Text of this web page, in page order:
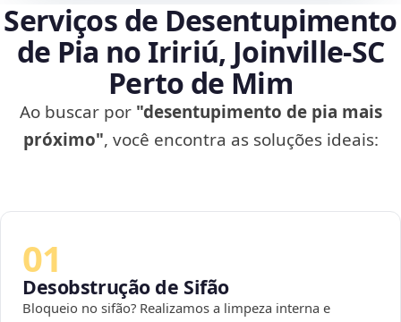
Serviços de Desentupimento
de Pia no Iririú, Joinville‑SC
Perto de Mim
Ao buscar por "desentupimento de pia mais
próximo", você encontra as soluções ideais:
01
Desobstrução de Sifão
Bloqueio no sifão? Realizamos a limpeza interna e